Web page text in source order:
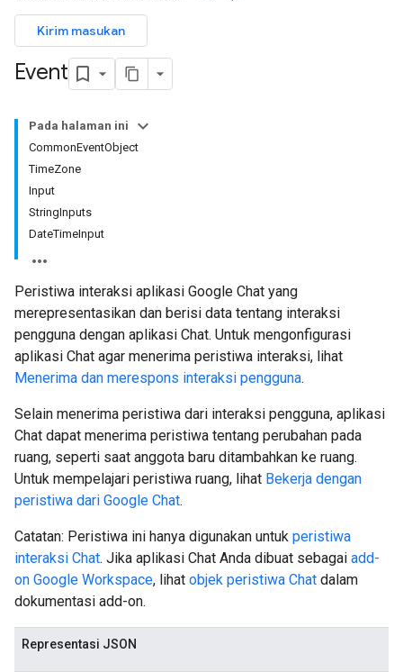
Kirim masukan
Event
Pada halaman ini
CommonEventObject
TimeZone
Input
StringInputs
DateTimeInput
Peristiwa interaksi aplikasi Google Chat yang
merepresentasikan dan berisi data tentang interaksi
pengguna dengan aplikasi Chat. Untuk mengonfigurasi
aplikasi Chat agar menerima peristiwa interaksi, lihat
Menerima dan merespons interaksi pengguna.
Selain menerima peristiwa dari interaksi pengguna, aplikasi
Chat dapat menerima peristiwa tentang perubahan pada
ruang, seperti saat anggota baru ditambahkan ke ruang.
Untuk mempelajari peristiwa ruang, lihat Bekerja dengan
peristiwa dari Google Chat.
Catatan: Peristiwa ini hanya digunakan untuk peristiwa
interaksi Chat. Jika aplikasi Chat Anda dibuat sebagai add-
on Google Workspace, lihat objek peristiwa Chat dalam
dokumentasi add-on.
Representasi JSON